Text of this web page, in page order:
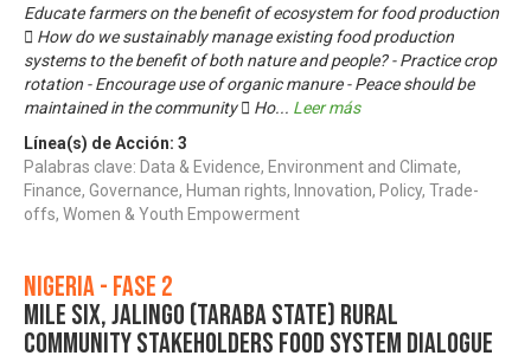
Educate farmers on the benefit of ecosystem for food production
 How do we sustainably manage existing food production
systems to the benefit of both nature and people? - Practice crop
rotation - Encourage use of organic manure - Peace should be
maintained in the community  Ho... Leer más
Línea(s) de Acción: 3
Palabras clave: Data & Evidence, Environment and Climate,
Finance, Governance, Human rights, Innovation, Policy, Trade-
offs, Women & Youth Empowerment
Nigeria - Fase 2
MILE SIX, JALINGO (TARABA STATE) RURAL
COMMUNITY STAKEHOLDERS FOOD SYSTEM DIALOGUE